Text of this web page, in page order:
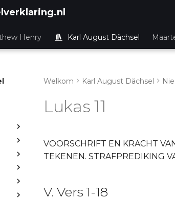
Henry Karl August Dächsel
Welkom Karl August Dächsel
Lukas 11
VOORSCHRIFT EN KRACHT
TEKENEN. STRAFPREDIKING
V. Vers 1-18